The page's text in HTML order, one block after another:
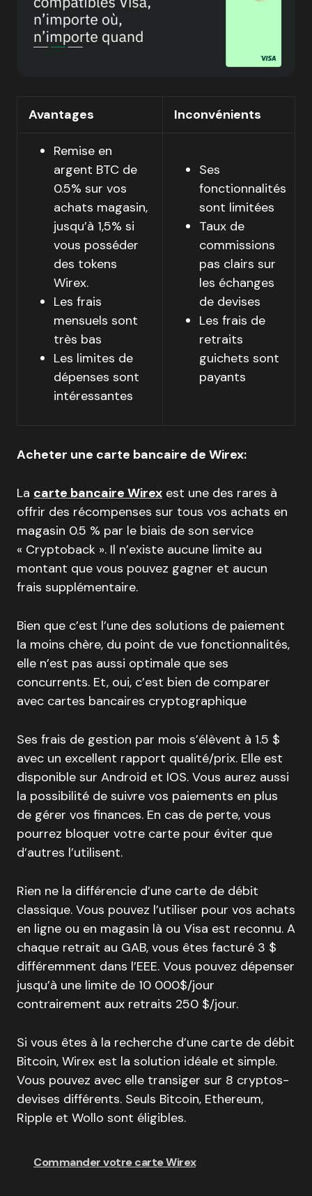
Avantages Inconvénients
Remise en
argent BTC de
0.5% sur vos
achats magasin,
jusqu’à 1,5% si
vous posséder
des tokens
Wirex.
Les frais
mensuels sont
très bas
Les limites de
dépenses sont
intéressantes
Ses
fonctionnalités
sont limitées
Taux de
commissions
pas clairs sur
les échanges
de devises
Les frais de
retraits
guichets sont
payants
Acheter une carte bancaire de Wirex:
La carte bancaire Wirex est une des rares à
offrir des récompenses sur tous vos achats en
magasin 0.5 % par le biais de son service
« Cryptoback ». Il n’existe aucune limite au
montant que vous pouvez gagner et aucun
frais supplémentaire.
Bien que c’est l’une des solutions de paiement
la moins chère, du point de vue fonctionnalités,
elle n’est pas aussi optimale que ses
concurrents. Et, oui, c’est bien de comparer
avec cartes bancaires cryptographique
Ses frais de gestion par mois s’élèvent à 1.5 $
avec un excellent rapport qualité/prix. Elle est
disponible sur Android et IOS. Vous aurez aussi
la possibilité de suivre vos paiements en plus
de gérer vos finances. En cas de perte, vous
pourrez bloquer votre carte pour éviter que
d’autres l’utilisent.
Rien ne la différencie d’une carte de débit
classique. Vous pouvez l’utiliser pour vos achats
en ligne ou en magasin là ou Visa est reconnu. A
chaque retrait au GAB, vous êtes facturé 3 $
différemment dans l’EEE. Vous pouvez dépenser
jusqu’à une limite de 10 000$/jour
contrairement aux retraits 250 $/jour.
Si vous êtes à la recherche d’une carte de débit
Bitcoin, Wirex est la solution idéale et simple.
Vous pouvez avec elle transiger sur 8 cryptos-
devises différents. Seuls Bitcoin, Ethereum,
Ripple et Wollo sont éligibles.
Commander votre carte Wirex